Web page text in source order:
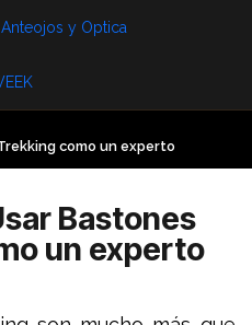
Anteojos y Optica
como un experto
Bastones
un experto